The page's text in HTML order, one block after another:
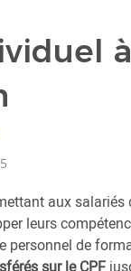
aux salariés
leurs
personnel de
sur le CPF